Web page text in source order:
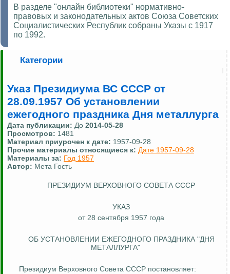
В разделе "онлайн библиотеки" нормативно-
правовых и законодательных актов Союза Советских
Социалистических Республик собраны Указы с 1917
по 1992.
Категории
Указ Президиума ВС СССР от
28.09.1957 Об установлении
ежегодного праздника Дня металлурга
Дата публикации: До 2014-05-28
Просмотров: 1481
Материал приурочен к дате: 1957-09-28
Прочие материалы относящиеся к: Дате 1957-09-28
Материалы за: Год 1957
Автор: Мета Гость
ПРЕЗИДИУМ ВЕРХОВНОГО СОВЕТА СССР
УКАЗ
от 28 сентября 1957 года
ОБ УСТАНОВЛЕНИИ ЕЖЕГОДНОГО ПРАЗДНИКА "ДНЯ
МЕТАЛЛУРГА"
Президиум Верховного Совета СССР постановляет: